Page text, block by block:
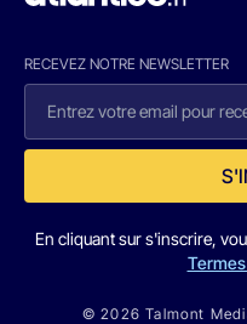
RECEVEZ NOTRE NEWSLETTER
En cliquant sur s'inscrire,
© 2026 Talmont